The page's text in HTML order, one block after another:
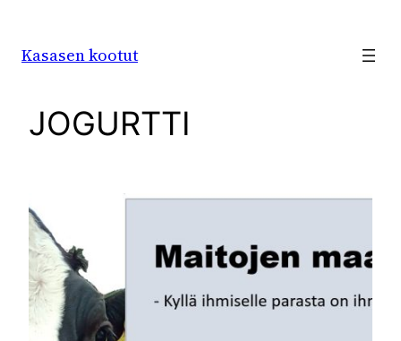
Kasasen kootut
JOGURTTI